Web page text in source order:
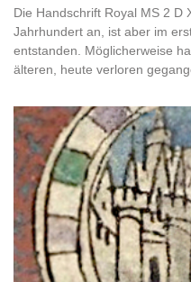
Die Handschrift Royal MS 2 D
Jahrhundert an, ist aber im
entstanden. Möglicherweise
älteren, heute verloren